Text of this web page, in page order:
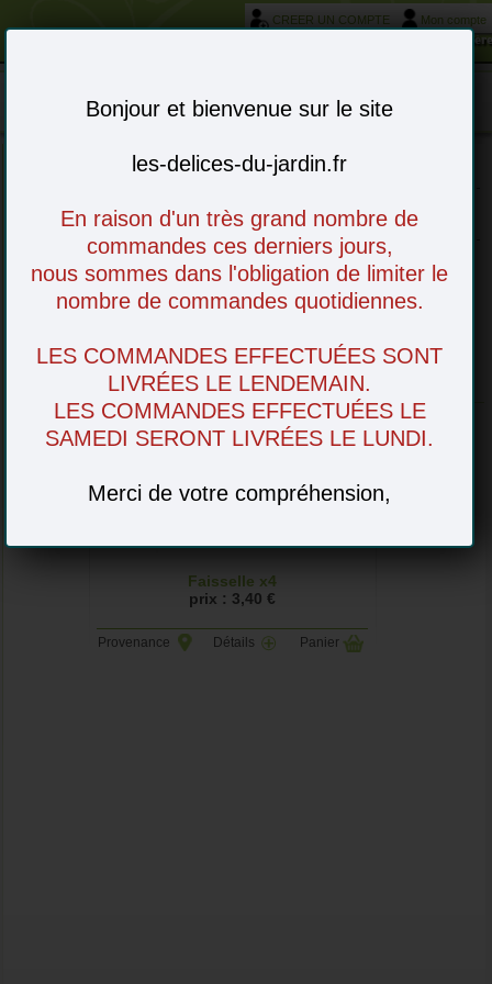
Bonjour et bienvenue sur le site
les-delices-du-jardin.fr
En raison d'un très grand nombre de
commandes ces derniers jours,
nous sommes dans l'obligation de limiter le
nombre de commandes quotidiennes.
LES COMMANDES EFFECTUÉES SONT
LIVRÉES LE LENDEMAIN.
LES COMMANDES EFFECTUÉES LE
SAMEDI SERONT LIVRÉES LE LUNDI.
Merci de votre compréhension,
CREER UN COMPTE
Mon compte
Votre service livraison et réservation autour de
retirer en magasin ou livré chez vous
Notre producteur
Areilladou, Ardèche (France)
Faisselle x4
prix : 3,40 €
Provenance Détails Panier